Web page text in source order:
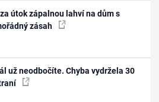
útok zápalnou lahví na dům s
zásah
už neodbočíte. Chyba vydržela 30